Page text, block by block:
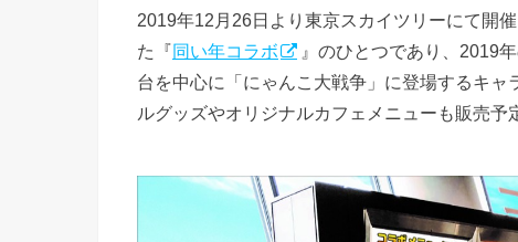
2019年12月26日より東京スカイツリーにて開
た『同い年コラボ
』のひとつであり、2019
台を中心に「にゃんこ大戦争」に登場するキ
ルグッズやオリジナルカフェメニューも販売